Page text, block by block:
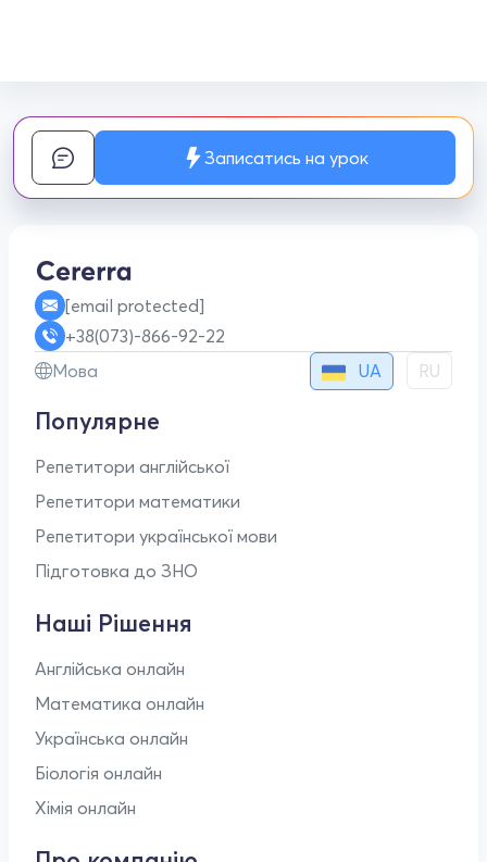
Записатись на урок
[email protected]
+38(073)-866-92-22
Мова
UA RU
Популярне
Репетитори англійської
Репетитори математики
Репетитори української мови
Підготовка до ЗНО
Наші Рішення
Англійська онлайн
Математика онлайн
Українська онлайн
Біологія онлайн
Хімія онлайн